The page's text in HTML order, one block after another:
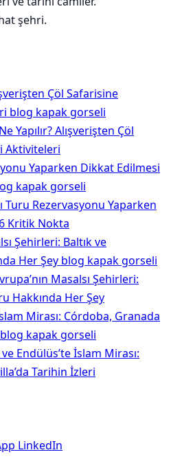
şehri.
Yapılır? Alışverişten Çöl
Aktiviteleri
Turu Rezervasyonu Yaparken
Kritik Nokta
Masalsı Şehirleri:
Hakkında Her Şey
Endülüs’te İslam Mirası:
Tarihin İzleri
LinkedIn